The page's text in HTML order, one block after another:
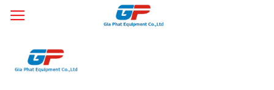
Skip
Trang chủ Thiết Bị Làm Lốp / Keo vá, miếng vá săm lốp